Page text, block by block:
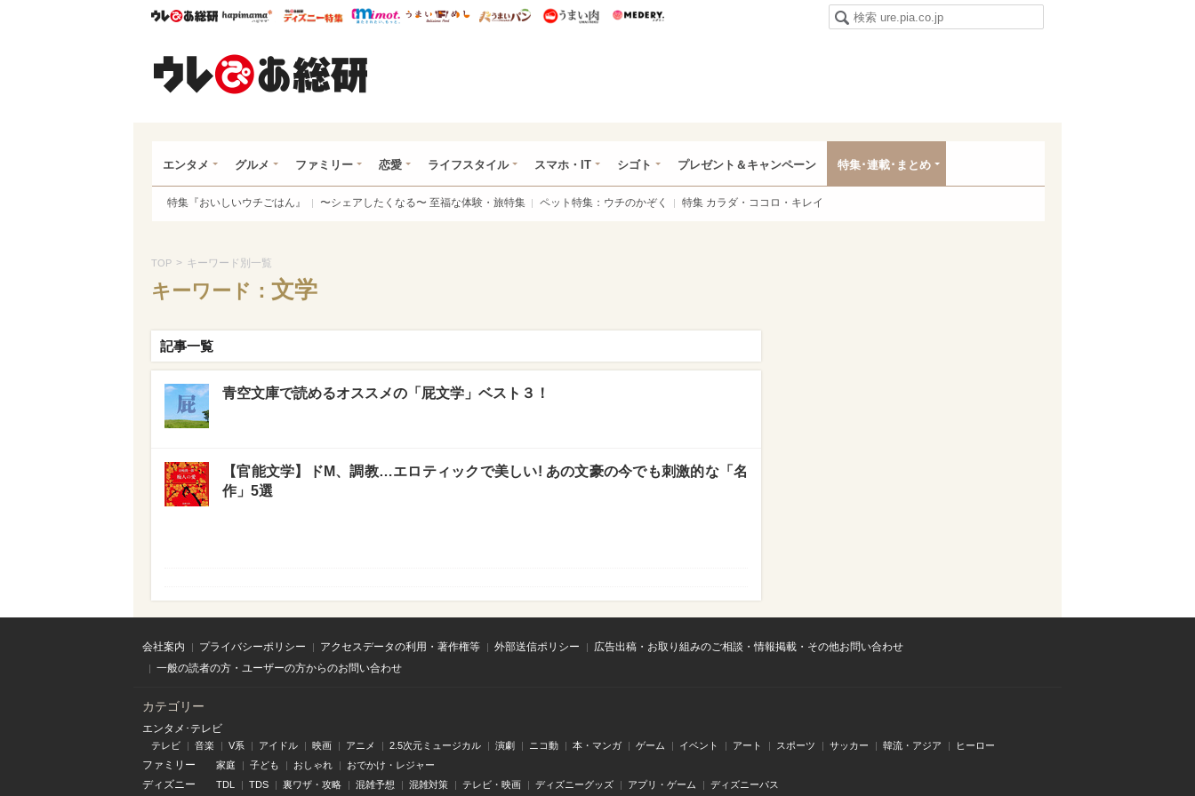
ウレぴあ総研ハピママ* ウレぴあ総研 ディズニー特集
mimot. うまいめし うまいパン うまい肉
エンタメ グルメ ファミリー 恋愛 ライフスタイル スマホ・IT シゴト プレゼント＆キャンペーン 特集･連載･まとめ
特集『おいしいウチごはん』 〜シェアしたくなる〜 至福な体験・旅特集 ペット特集：ウチのかぞく 特集 カラダ・ココロ・キレイ
TOP > キーワード別一覧
キーワード： 文学
記事一覧
青空文庫で読めるオススメの「屁文学」ベスト３！
【官能文学】ドM、調教…エロティックで美しい! あの文豪の今でも刺激的な「名
作」5選
会社案内 プライバシーポリシー アクセスデータの利用・著作権等 外部送信ポリシー
広告出稿・お取り組みのご相談・情報掲載・その他お問い合わせ
一般の読者の方・ユーザーの方からのお問い合わせ
カテゴリー
エンタメ･テレビ
テレビ 音楽 V系 アイドル 映画 アニメ 2.5次元ミュージカル 演劇 ニコ動 本・マンガ ゲーム イベント アート スポーツ サッカー 韓流・アジア ヒーロー
ファミリー 家庭 子ども おしゃれ おでかけ・レジャー
ディズニー TDL TDS 裏ワザ・攻略 混雑予想 混雑対策 テレビ・映画 ディズニーグッズ アプリ・ゲーム ディズニーパス